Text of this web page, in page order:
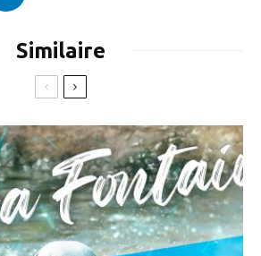
Similaire